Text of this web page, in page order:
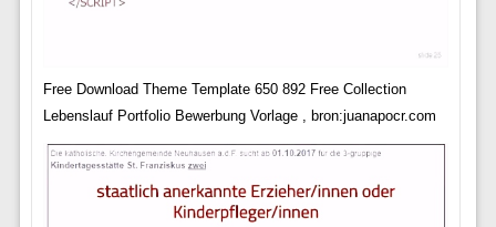
Free Download Theme Template 650 892 Free Collection
Lebenslauf Portfolio Bewerbung Vorlage , bron:juanapocr.com